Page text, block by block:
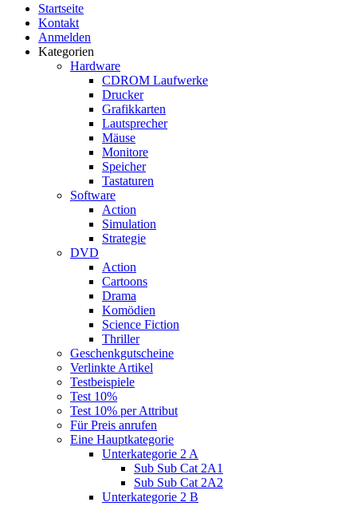
Startseite
Kontakt
Anmelden
Kategorien
Hardware
CDROM Laufwerke
Drucker
Grafikkarten
Lautsprecher
Mäuse
Monitore
Speicher
Tastaturen
Software
Action
Simulation
Strategie
DVD
Action
Cartoons
Drama
Komödien
Science Fiction
Thriller
Geschenkgutscheine
Verlinkte Artikel
Testbeispiele
Test 10%
Test 10% per Attribut
Für Preis anrufen
Eine Hauptkategorie
Unterkategorie 2 A
Sub Sub Cat 2A1
Sub Sub Cat 2A2
Unterkategorie 2 B